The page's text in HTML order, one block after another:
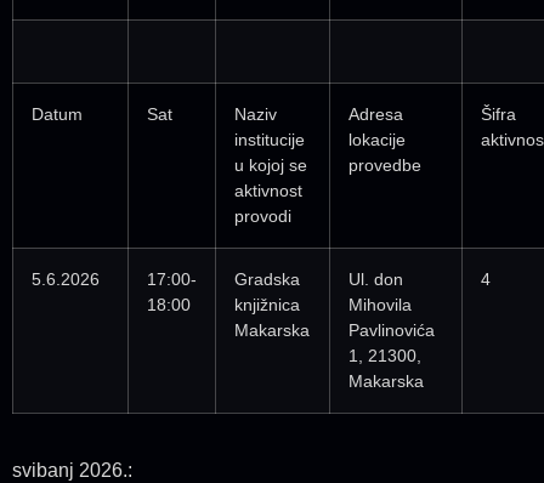
Datum Sat
Naziv
institucije
u kojoj se
aktivnost
provodi
Adresa
lokacije
provedbe
Šifra
5.6.2026
17:00-
18:00
Gradska
knjižnica
Makarska
Ul. don
Mihovila
Pavlinovića
1, 21300,
Makarska
4
svibanj 2026.: